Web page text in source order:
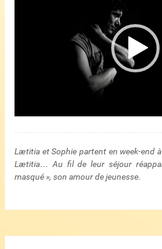
Lætitia et Sophie partent en week-end
Lætitia… Au fil de leur séjour
masqué », son amour de jeunesse.